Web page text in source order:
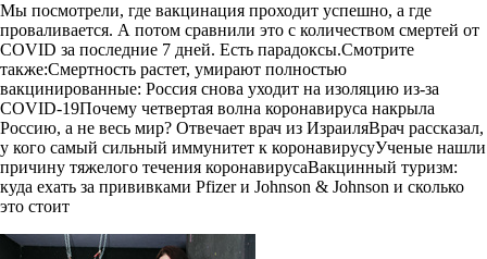
Мы посмотрели, где вакцинация проходит успешно, а где
проваливается. А потом сравнили это с количеством смертей от
COVID за последние 7 дней. Есть парадоксы.Смотрите
также:Смертность растет, умирают полностью
вакцинированные: Россия снова уходит на изоляцию из-за
COVID-19Почему четвертая волна коронавируса накрыла
Россию, а не весь мир? Отвечает врач из ИзраиляВрач рассказал,
у кого самый сильный иммунитет к коронавирусуУченые нашли
причину тяжелого течения коронавирусаВакцинный туризм:
куда ехать за прививками Pfizer и Johnson & Johnson и сколько
это стоит